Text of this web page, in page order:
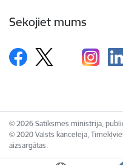
Sekojiet mums
© 2026 Satiksmes ministrija,
© 2020 Valsts kanceleja,
aizsargātas.